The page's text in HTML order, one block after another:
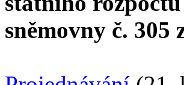
sněmovny č. 305